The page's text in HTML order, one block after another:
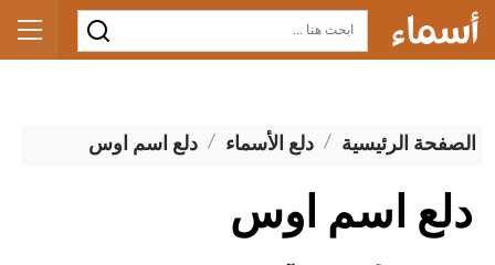
الصفحة الرئيسية دلع الأسماء دلع اسم اوس
دلع اسم اوس